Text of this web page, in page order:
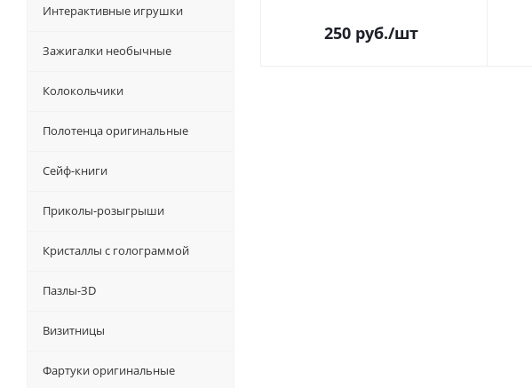
250 руб./шт
Интерактивные игрушки
Зажигалки необычные
Колокольчики
Полотенца оригинальные
Сейф-книги
Приколы-розыгрыши
Кристаллы с голограммой
Пазлы-ЗD
Визитницы
Фартуки оригинальные